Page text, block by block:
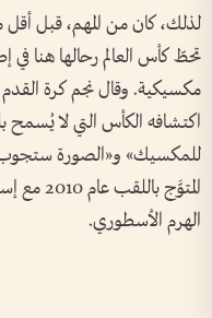
لذلك، كان من المهم، قبل أقل
تحطّ كأس العالم رحالها هنا في
مكسيكية. وقال نجم كرة
اكتشافه الكأس التي لا يُسمح
للمكسيك» و«الصورة ستجوب
المتوَّج
الهرم الأسطوري.